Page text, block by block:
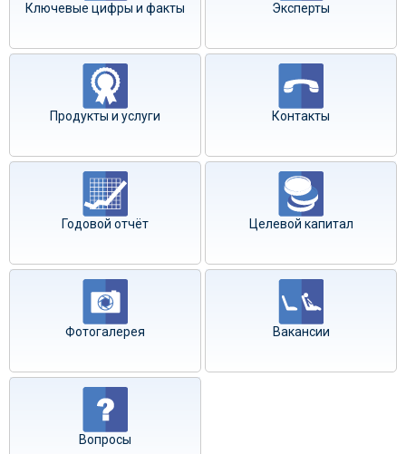
Ключевые цифры и факты Эксперты
Продукты и услуги Контакты
Годовой отчёт Целевой капитал
Фотогалерея Вакансии
Вопросы